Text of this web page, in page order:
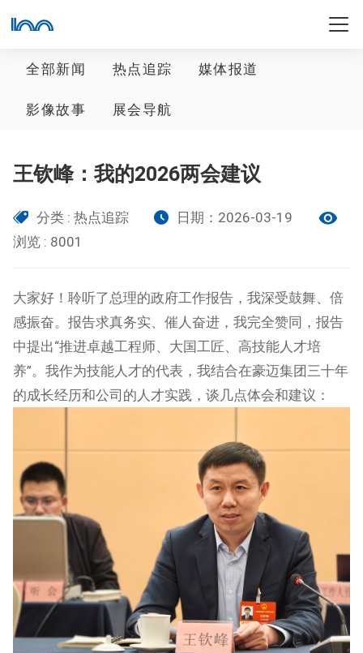
全部新闻 热点追踪 媒体报道
影像故事 展会导航
王钦峰：我的2026两会建议
分类 : 热点追踪
日期：2026-03-19
浏览 : 8001
大家好！聆听了总理的政府工作报告，我深受鼓舞、倍
感振奋。报告求真务实、催人奋进，我完全赞同，报告
中提出“推进卓越工程师、大国工匠、高技能人才培
养”。我作为技能人才的代表，我结合在豪迈集团三十年
的成长经历和公司的人才实践，谈几点体会和建议：